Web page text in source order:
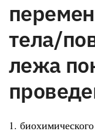
тела/
лежа
1.